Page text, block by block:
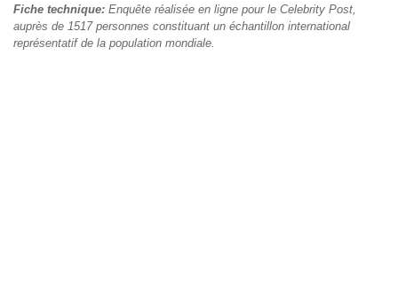
Fiche technique: Enquête réalisée en ligne pour le Celebrity Post,
auprès de 1517 personnes constituant un échantillon international
représentatif de la population mondiale.